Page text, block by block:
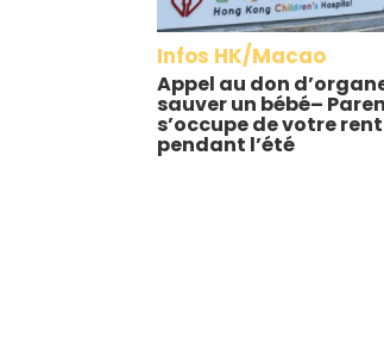
Infos HK/Macao
Appel au don
sauver un bébé–
s’occupe de votre
pendant l’été